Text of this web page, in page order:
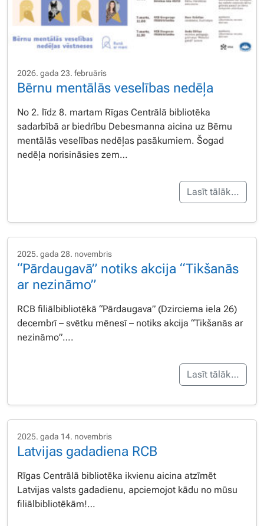
2026. gada 23. februāris
Bērnu mentālās veselības nedēļa
No 2. līdz 8. martam Rīgas Centrālā bibliotēka
sadarbībā ar biedrību Debesmanna aicina uz Bērnu
mentālās veselības nedēļas pasākumiem. Šogad
nedēļa norisināsies zem…
Lasīt tālāk…
2025. gada 28. novembris
“Pārdaugavā” notiks akcija “Tikšanās
ar nezināmo”
RCB filiālbibliotēkā “Pārdaugava” (Dzirciema iela 26)
decembrī – svētku mēnesī – notiks akcija “Tikšanās ar
nezināmo”….
Lasīt tālāk…
2025. gada 14. novembris
Latvijas gadadiena RCB
Rīgas Centrālā bibliotēka ikvienu aicina atzīmēt
Latvijas valsts gadadienu, apciemojot kādu no mūsu
filiālbibliotēkām!…